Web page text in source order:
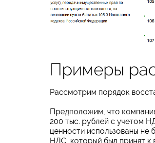
Примеры
Рассмотрим порядок
Предположим, что
200 тыс. рублей с учетом
ценности использованы не
НДС, который был принят к